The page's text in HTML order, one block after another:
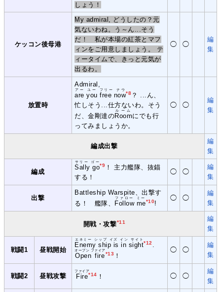
しょう！
ケッコン後母港
My admiral, どうしたの？元
気ないわね。う～ん...そう
だ！ 私が本場の紅茶とマフ
ィンをご用意しましょう。 テ
ィータイムで、きっと元気が
出るわ。
◯ ◯
編
集
放置時
Admiral,
are you free now
アー ユー フリー ナウ
*8 ？ ...ん、
忙しそう...仕方ないわ。そう
だ、金剛達のRoom
ルーム
にでも行
ってみましょうか。
◯ ◯
編
集
編成出撃
編
集
編成
Sally go
サリー ゴー
*9 ！ 主力艦隊、抜錨
する！
◯ ◯
編
集
出撃
Battleship Warspite、出撃す
る！ 艦隊、
Follow me
ファロー ミー
*10!
◯ ◯
編
集
開戦・攻撃*11
編
集
戦闘1 昼戦開始
Enemy ship is in sight
エネミー シップ イズ イン サイト
*12.
Open fire
オープン ファイア
*13 ！
◯ ◯
編
集
戦闘2 昼戦攻撃 Fire
ファイア
*14 ！ ◯ ◯
編
集